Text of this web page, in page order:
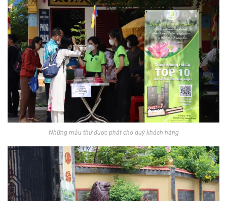
Những mẫu thử được phát cho quý khách hàng